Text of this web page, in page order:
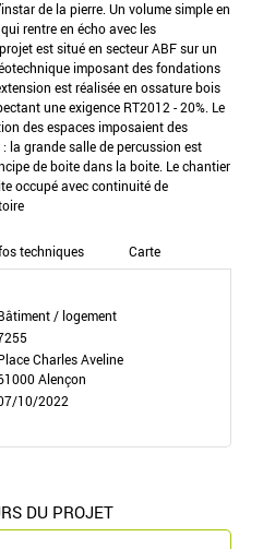
de la pierre. Un volume simple en
rentre en écho avec les
est situé en secteur ABF sur un
imposant des fondations
est réalisée en ossature bois
une exigence RT2012 - 20%. Le
des espaces imposaient des
la grande salle de percussion est
de boite dans la boite. Le chantier
occupé avec continuité de
techniques Carte
/ logement
Charles Aveline
Alençon
10/2022
DU PROJET